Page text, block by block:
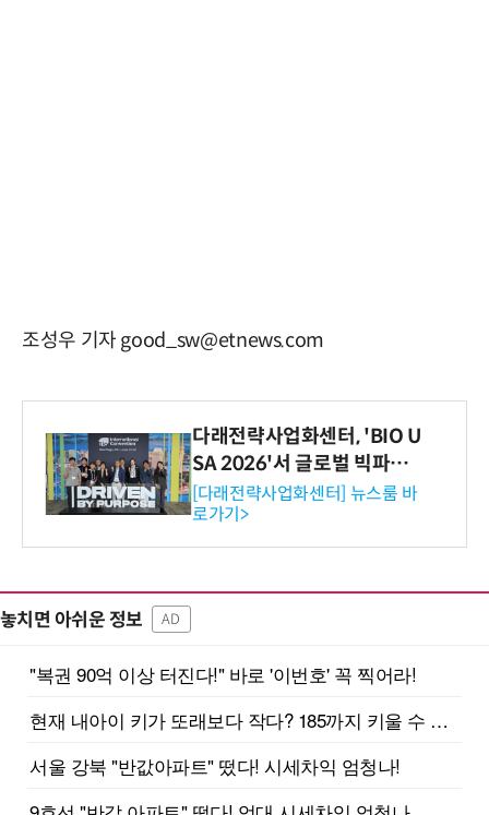
조성우 기자 good_sw@etnews.com
다래전략사업화센터, 'BIO U
SA 2026'서 글로벌 빅파마
와의 비즈니스 미팅 지원…K
-바이오 해외 진출 교두보 확
보
[다래전략사업화센터] 뉴스룸 바
로가기>
놓치면 아쉬운 정보 AD